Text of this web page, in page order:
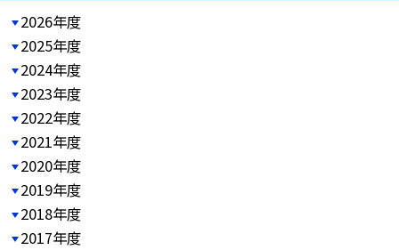
2026年度
2025年度
2024年度
2023年度
2022年度
2021年度
2020年度
2019年度
2018年度
2017年度